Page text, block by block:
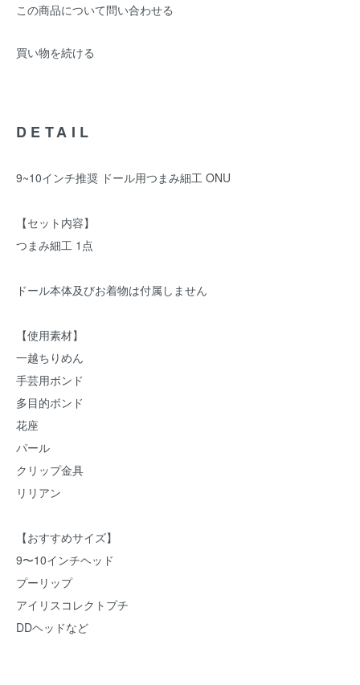
この商品について問い合わせる
買い物を続ける
DETAIL
9~10インチ推奨 ドール用つまみ細工 ONU
【セット内容】
つまみ細工 1点
ドール本体及びお着物は付属しません
【使用素材】
一越ちりめん
手芸用ボンド
多目的ボンド
花座
パール
クリップ金具
リリアン
【おすすめサイズ】
9〜10インチヘッド
プーリップ
アイリスコレクトプチ
DDヘッドなど